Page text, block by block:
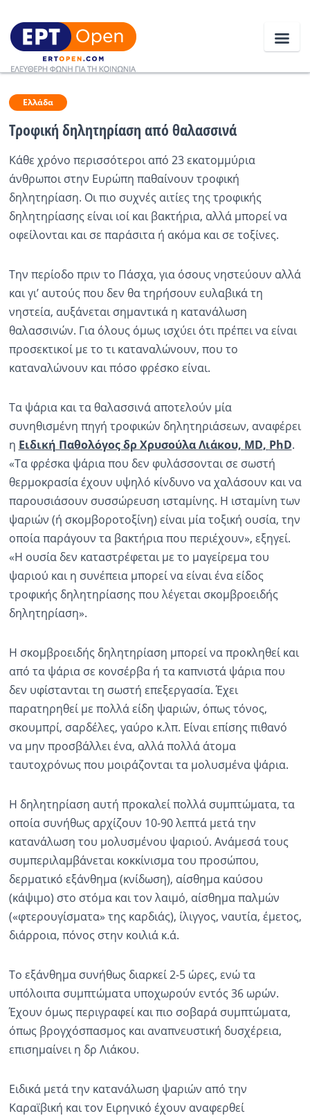
Ειδήσεις
Κοινωνία
Πολιτική
Οικονομία
Κόσμος
Ραδιόφωνο
Πολιτισμός
Ελλάδα
Τροφική δηλητηρίαση από θαλασσινά
Κάθε χρόνο περισσότεροι από 23 εκατομμύρια
άνθρωποι στην Ευρώπη παθαίνουν τροφική
δηλητηρίαση. Οι πιο συχνές αιτίες της τροφικής
δηλητηρίασης είναι ιοί και βακτήρια, αλλά μπορεί να
οφείλονται και σε παράσιτα ή ακόμα και σε τοξίνες.
Την περίοδο πριν το Πάσχα, για όσους νηστεύουν αλλά
και γι’ αυτούς που δεν θα τηρήσουν ευλαβικά τη
νηστεία, αυξάνεται σημαντικά η κατανάλωση
θαλασσινών. Για όλους όμως ισχύει ότι πρέπει να είναι
προσεκτικοί με το τι καταναλώνουν, που το
καταναλώνουν και πόσο φρέσκο είναι.
Τα ψάρια και τα θαλασσινά αποτελούν μία
συνηθισμένη πηγή τροφικών δηλητηριάσεων, αναφέρει
η Ειδική Παθολόγος δρ Χρυσούλα Λιάκου, MD, PhD.
«Τα φρέσκα ψάρια που δεν φυλάσσονται σε σωστή
θερμοκρασία έχουν υψηλό κίνδυνο να χαλάσουν και να
παρουσιάσουν συσσώρευση ισταμίνης. Η ισταμίνη των
ψαριών (ή σκομβοροτοξίνη) είναι μία τοξική ουσία, την
οποία παράγουν τα βακτήρια που περιέχουν», εξηγεί.
«Η ουσία δεν καταστρέφεται με το μαγείρεμα του
ψαριού και η συνέπεια μπορεί να είναι ένα είδος
τροφικής δηλητηρίασης που λέγεται σκομβροειδής
δηλητηρίαση».
Η σκομβροειδής δηλητηρίαση μπορεί να προκληθεί και
από τα ψάρια σε κονσέρβα ή τα καπνιστά ψάρια που
δεν υφίστανται τη σωστή επεξεργασία. Έχει
παρατηρηθεί με πολλά είδη ψαριών, όπως τόνος,
σκουμπρί, σαρδέλες, γαύρο κ.λπ. Είναι επίσης πιθανό
να μην προσβάλλει ένα, αλλά πολλά άτομα
ταυτοχρόνως που μοιράζονται τα μολυσμένα ψάρια.
Η δηλητηρίαση αυτή προκαλεί πολλά συμπτώματα, τα
οποία συνήθως αρχίζουν 10-90 λεπτά μετά την
κατανάλωση του μολυσμένου ψαριού. Ανάμεσά τους
συμπεριλαμβάνεται κοκκίνισμα του προσώπου,
δερματικό εξάνθημα (κνίδωση), αίσθημα καύσου
(κάψιμο) στο στόμα και τον λαιμό, αίσθημα παλμών
(«φτερουγίσματα» της καρδιάς), ίλιγγος, ναυτία, έμετος,
διάρροια, πόνος στην κοιλιά κ.ά.
Το εξάνθημα συνήθως διαρκεί 2-5 ώρες, ενώ τα
υπόλοιπα συμπτώματα υποχωρούν εντός 36 ωρών.
Έχουν όμως περιγραφεί και πιο σοβαρά συμπτώματα,
όπως βρογχόσπασμος και αναπνευστική δυσχέρεια,
επισημαίνει η δρ Λιάκου.
Ειδικά μετά την κατανάλωση ψαριών από την
Καραϊβική και τον Ειρηνικό έχουν αναφερθεί